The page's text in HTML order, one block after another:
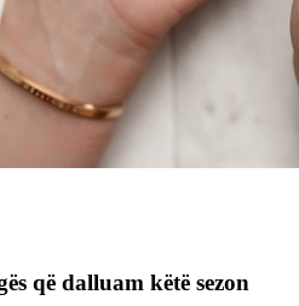
që dalluam këtë sezon